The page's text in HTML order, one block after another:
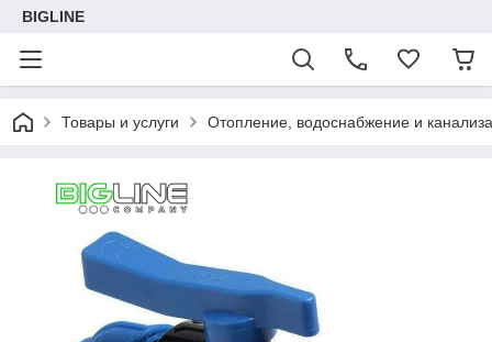
BIGLINE
Товары и услуги Отопление, водоснабжение и